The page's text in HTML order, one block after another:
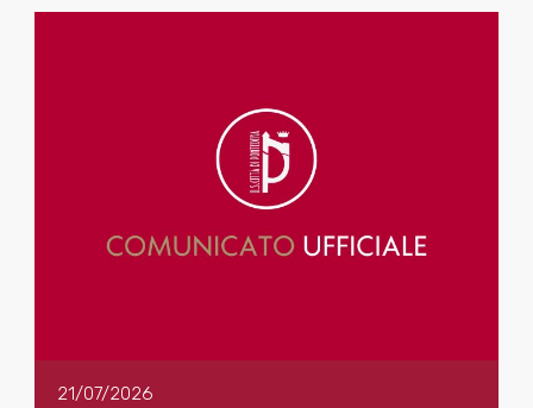
21/07/2026